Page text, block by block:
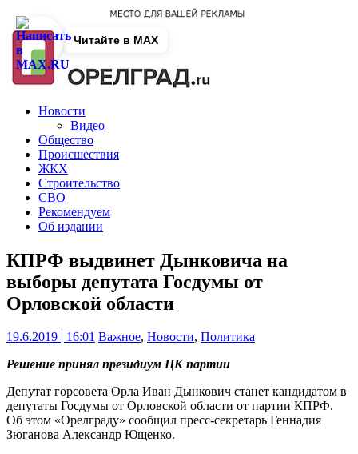
Новости
Видео
Общество
Происшествия
ЖКХ
Строительство
СВО
Рекомендуем
Об издании
КПРФ выдвинет Дынковича на
выборы депутата Госдумы от
Орловской области
19.6.2019 | 16:01 Важное, Новости, Политика
Решение принял президиум ЦК партии
Депутат горсовета Орла Иван Дынкович станет кандидатом в
депутаты Госдумы от Орловской области от партии КПРФ.
Об этом «Орелграду» сообщил пресс-секретарь Геннадия
Зюганова Александр Ющенко.
Читайте в MAX